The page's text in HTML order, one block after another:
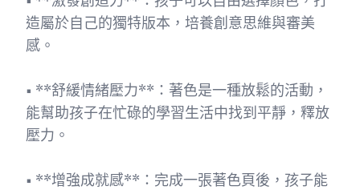
造屬於自己的獨特版本，培養創意思維與審美
感。
• **舒緩情緒壓力**：著色是一種放鬆的活動，
能幫助孩子在忙碌的學習生活中找到平靜，釋放
壓力。
• **增強成就感**：完成一張著色頁後，孩子能